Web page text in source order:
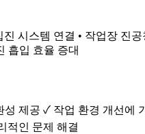
진 시스템 연결 • 작업장 진
흡입 효율 증대
제공 ✓ 작업 환경 개선에
적인 문제 해결